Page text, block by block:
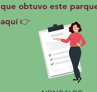
que obtuvo este
aquí 👉